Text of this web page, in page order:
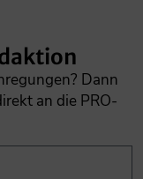
Dann
an die PRO-